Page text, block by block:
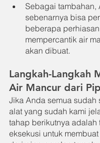
Sebagai tambahan,
sebenarnya bisa
beberapa
mempercantik air
akan dibuat.
Langkah-Langkah
Air Mancur dari
Jika Anda semua sudah
alat yang sudah kami
tahap berikutnya adalah
eksekusi untuk